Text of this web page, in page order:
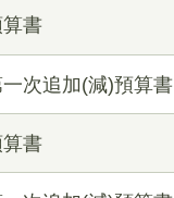
書
次追加(減)預算書
書